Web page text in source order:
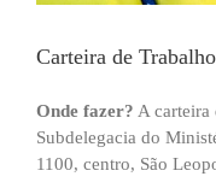
Carteira de Trabalho
Onde fazer? A carteira
Subdelegacia do
1100, centro, São